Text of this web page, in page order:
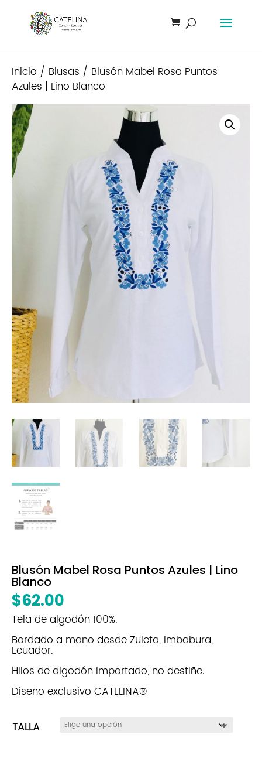
Inicio / Blusas / Blusón Mabel Rosa Puntos
Azules | Lino Blanco
Blusón Mabel Rosa Puntos Azules | Lino
Blanco
$62.00
Tela de algodón 100%.
Bordado a mano desde Zuleta, Imbabura,
Ecuador.
Hilos de algodón importado, no destiñe.
Diseño exclusivo CATELINA®
TALLA